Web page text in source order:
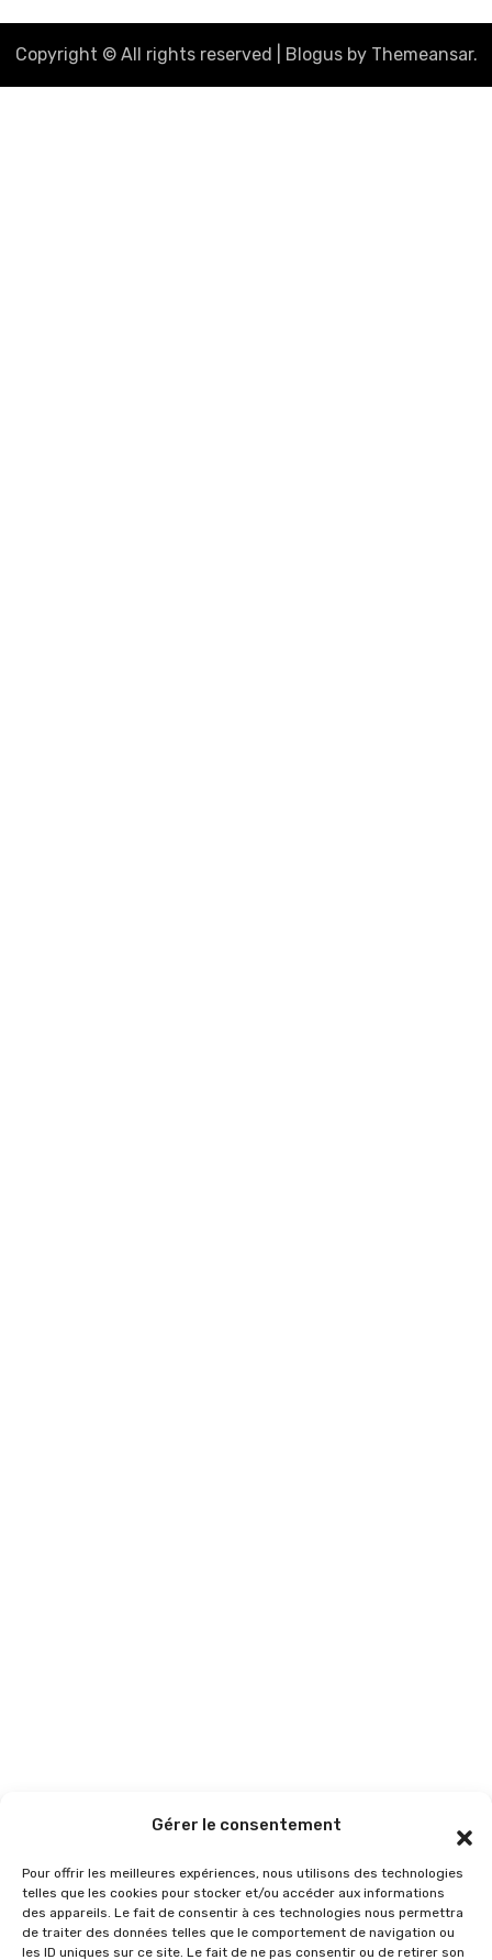
Gérer le consentement
Pour offrir les meilleures expériences, nous utilisons des technologies
telles que les cookies pour stocker et/ou accéder aux informations
des appareils. Le fait de consentir à ces technologies nous permettra
de traiter des données telles que le comportement de navigation ou
les ID uniques sur ce site. Le fait de ne pas consentir ou de retirer son
Copyright © All rights reserved Blogusby Themeansar.